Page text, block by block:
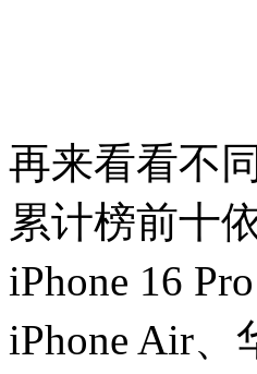
再来看看不
累计榜前十
iPhone 16
iPhone Air、